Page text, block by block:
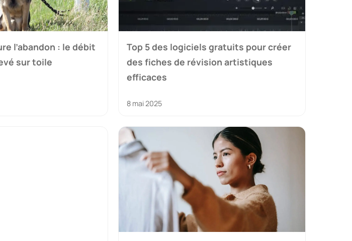
l’abandon : le débit
sur toile
Top 5 des logiciels gratuits pour créer
des fiches de révision artistiques
efficaces
8 mai 2025